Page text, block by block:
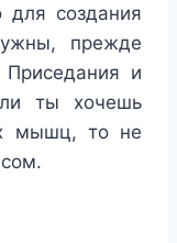
для создания
прежде
и
ты хочешь
мышц, то не